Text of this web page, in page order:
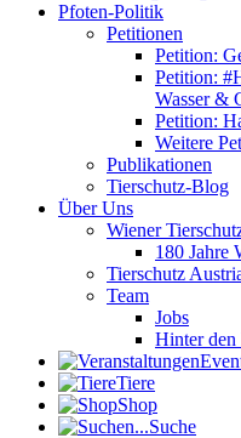
Pfoten-Politik
Petitionen
Petition:
Petition:
Wasser &
Petition:
Weitere
Publikationen
Tierschutz-Blog
Über Uns
Wiener
180 Jahre
Tierschutz
Team
Jobs
Hinter
Tiere
Shop
Suche